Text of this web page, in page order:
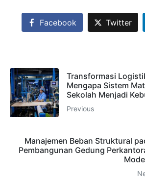
Facebook Twitter
Transformasi
Mengapa Sistem
Sekolah Menjadi
Previous
Manajemen Beban Struktural
Pembangunan Gedung
Admin 2